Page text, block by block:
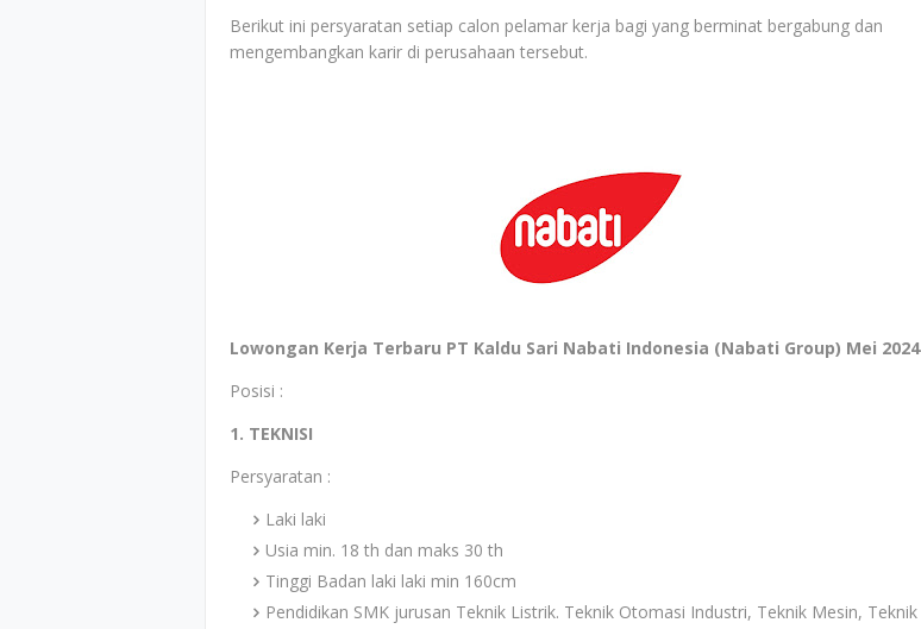
Berikut ini persyaratan setiap calon pelamar kerja bagi yang berminat bergabung dan
mengembangkan karir di perusahaan tersebut.
Lowongan Kerja Terbaru PT Kaldu Sari Nabati Indonesia (Nabati Group) Mei 2024
Posisi :
1. TEKNISI
Persyaratan :
Laki laki
Usia min. 18 th dan maks 30 th
Tinggi Badan laki laki min 160cm
Pendidikan SMK jurusan Teknik Listrik. Teknik Otomasi Industri, Teknik Mesin, Teknik